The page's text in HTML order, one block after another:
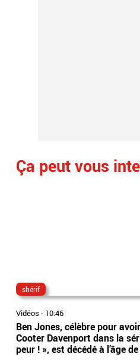
Ça peut vous
shérif
Vidéos - 10:46
Ben Jones, célèbre pour
Cooter Davenport dans la
peur ! », est décédé à l’âge